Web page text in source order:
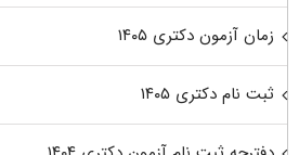
زمان آزمون دکتری ۱۴۰۵
ثبت نام دکتری ۱۴۰۵